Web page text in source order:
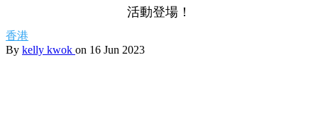
活動登場！
香港
By kelly kwok on 16 Jun 2023